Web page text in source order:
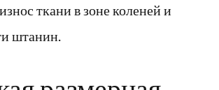
ткани в зоне коленей и
штанин.